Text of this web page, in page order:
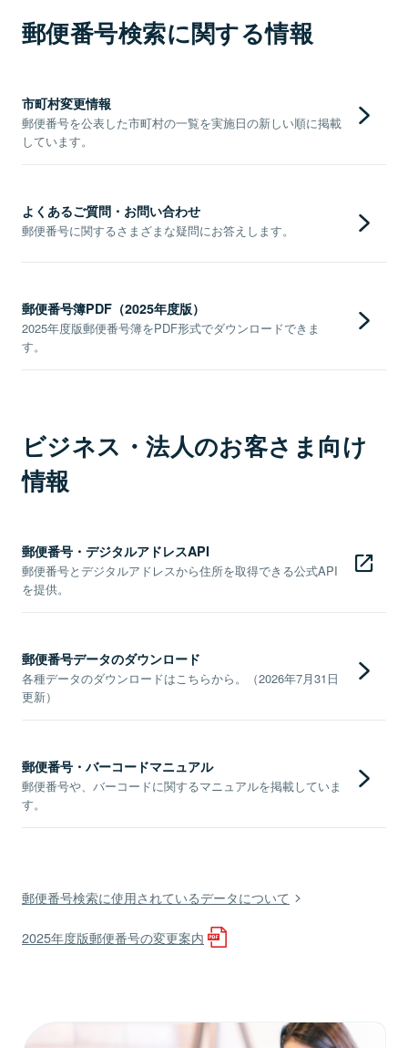
郵便番号検索に関する情報
市町村変更情報
郵便番号を公表した市町村の一覧を実施日の新しい順に掲載
しています。
よくあるご質問・お問い合わせ
郵便番号に関するさまざまな疑問にお答えします。
郵便番号簿PDF（2025年度版）
2025年度版郵便番号簿をPDF形式でダウンロードできま
す。
ビジネス・法人のお客さま向け
情報
郵便番号・デジタルアドレスAPI
郵便番号とデジタルアドレスから住所を取得できる公式API
を提供。
郵便番号データのダウンロード
各種データのダウンロードはこちらから。（2026年7月31日
更新）
郵便番号・バーコードマニュアル
郵便番号や、バーコードに関するマニュアルを掲載していま
す。
郵便番号検索に使用されているデータについて
2025年度版郵便番号の変更案内